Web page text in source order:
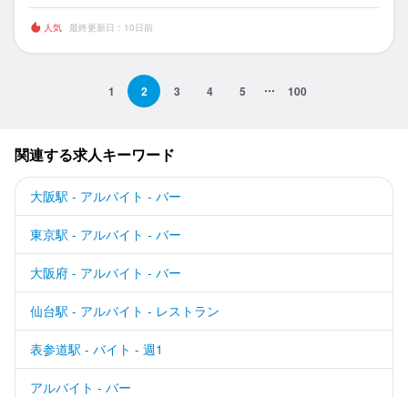
人気 最終更新日：10日前
1 2 3 4 5 100
関連する求人キーワード
大阪駅 - アルバイト - バー
東京駅 - アルバイト - バー
大阪府 - アルバイト - バー
仙台駅 - アルバイト - レストラン
表参道駅 - バイト - 週1
アルバイト - バー